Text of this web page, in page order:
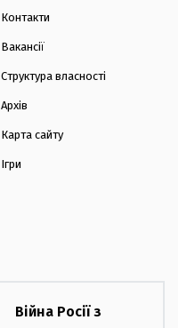
Контакти
Вакансії
Структура власності
Архів
Карта сайту
Ігри
Війна Росії з